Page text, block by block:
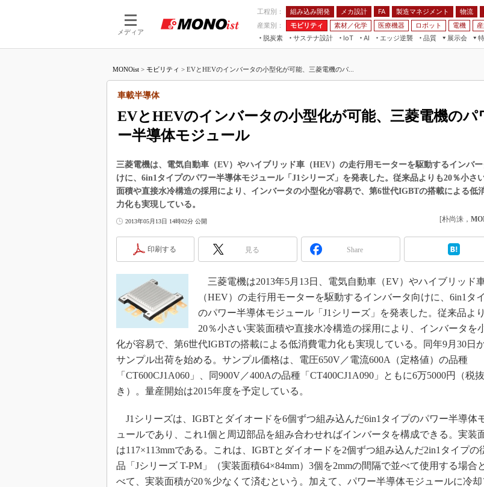
メディア
工程別： 組み込み開発 メカ設計 FA 製造マネジメント 物流
産業別：
モビリティ 素材／化学 医療機器 ロボット 電機
脱炭素
サステナ設計
IoT
つながる工場
AI
AI×設備保全
エッジ逆襲 品質
展示会
JIMTOF
IIFES
TECHNO-FRONTIER
人テク展
AUTOMOTIVE WORLD
産業オープンネット展
VR／AR
組み込み画像技術
組み込みモデリング
ISO26262
無償設計ツール
デジタルツインとCAE
S＆OP
インダストリー4.0
イノベーション
製造業ビッグデータ
知財マネジメント
海外生産
グローバル設計・開発
制御セキュリティ
MONOist > モビリティ > EVとHEVのインバータの小型化が可能、三菱電機のパ...
EVとHEVのインバータの小型化が可能、三菱電機のパ
ー半導体モジュール
車載半導体
三菱電機は、電気自動車（EV）やハイブリッド車（HEV）の走行用モーターを駆動するインバー
けに、6in1タイプのパワー半導体モジュール「J1シリーズ」を発表した。従来品よりも20％小さ
面積や直接水冷構造の採用により、インバータの小型化が容易で、第6世代IGBTの搭載による低
力化も実現している。
2013年05月13日 14時02分 公開 [朴尚洙，
印刷する 見る Share
三菱電機は2013年5月13日、電気自動車（EV）やハイブリッド
（HEV）の走行用モーターを駆動するインバータ向けに、6in1タ
のパワー半導体モジュール「J1シリーズ」を発表した。従来品よ
20％小さい実装面積や直接水冷構造の採用により、インバータを
化が容易で、第6世代IGBTの搭載による低消費電力化も実現している。同年9月30日
サンプル出荷を始める。サンプル価格は、電圧650V／電流600A（定格値）の品種
「CT600CJ1A060」、同900V／400Aの品種「CT400CJ1A090」ともに6万5000円（税抜
き）。量産開始は2015年度を予定している。
J1シリーズは、IGBTとダイオードを6個ずつ組み込んだ6in1タイプのパワー半導体
ュールであり、これ1個と周辺部品を組み合わせればインバータを構成できる。実装
は117×113mmである。これは、IGBTとダイオードを2個ずつ組み込んだ2in1タイプの
品「Jシリーズ T-PM」（実装面積64×84mm）3個を2mmの間隔で並べて使用する場合
べて、実装面積が20％少なくて済むという。加えて、パワー半導体モジュールに冷却